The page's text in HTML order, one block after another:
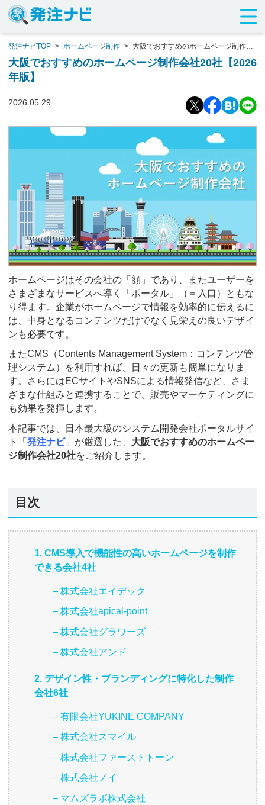
発注ナビTOP > ホームページ制作 > 大阪でおすすめのホームページ制作会
社20社【2026年版】
大阪でおすすめのホームページ制作会社20社【2026
年版】
2026.05.29
ホームページはその会社の「顔」であり、またユーザーを
さまざまなサービスへ導く「ポータル」（＝入口）ともな
り得ます。企業がホームページで情報を効率的に伝えるに
は、中身となるコンテンツだけでなく見栄えの良いデザイ
ンも必要です。
またCMS（Contents Management System：コンテンツ管
理システム）を利用すれば、日々の更新も簡単になりま
す。さらにはECサイトやSNSによる情報発信など、さま
ざまな仕組みと連携することで、販売やマーケティングに
も効果を発揮します。
本記事では、日本最大級のシステム開発会社ポータルサイ
ト「 発注ナビ」が厳選した、 大阪でおすすめのホームペー
ジ制作会社20社をご紹介します。
目次
1. CMS導入で機能性の高いホームページを制作
できる会社4社
– 株式会社エイデック
– 株式会社apical-point
– 株式会社グラワーズ
– 株式会社アンド
2. デザイン性・ブランディングに特化した制作
会社6社
– 有限会社YUKINE COMPANY
– 株式会社スマイル
– 株式会社ファーストトーン
– 株式会社ノイ
– マムズラボ株式会社